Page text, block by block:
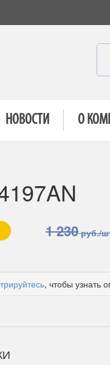
НОВОСТИ О
1 230руб./
, чтобы узнать